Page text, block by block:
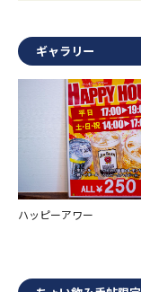
ギャラリー
ハッピーアワー